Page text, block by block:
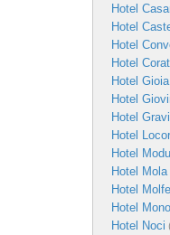
Hotel
Hotel
Hotel
Hotel
Hotel
Hotel
Hotel
Hotel
Hotel
Hotel
Hotel
Hotel
Hotel Noci